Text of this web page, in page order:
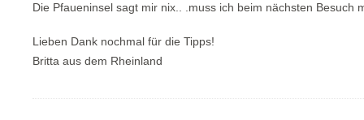
Die Pfaueninsel sagt mir nix.. .muss ich beim nächsten Besuch
Lieben Dank nochmal für die Tipps!
Britta aus dem Rheinland